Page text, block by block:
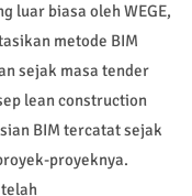
luar biasa oleh WEGE,
metode BIM
sejak masa tender
lean construction
BIM tercatat sejak
proyeknya.
telah